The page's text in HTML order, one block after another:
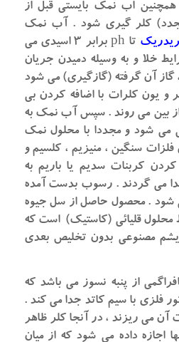
اب نمک بایستی قبل از
کلر گیری شود . آب نمک
تا ph برابر ۳ اسیدی می
خلا و به وسیله دمیدن جریان
آن گرفته (گازگیری) می شود
و یون کلرات با اضافه کردن بی
بین می روند . سپس آب نمک به
می شود و مجددا با محلول نمک
سنگین ، منیزیم ، کلسیم و
کردن کربنات سدیم یا باریم به
می گردند . رسوب بدست آمده
شود . محصول حاصل از سل جیوه
محلول قلیائی (کاستیک) است که
مصنوعی بدون تخلیص بعدی
از پنبه نسوز می باشد که
فلزی با سیم کاتد جدا می کند .
می ریزند ، در آنجا کلر ظاهر
اجازه داده می شود که از میان